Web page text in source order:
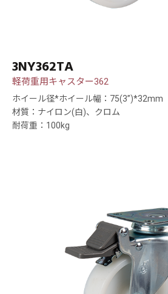
3NY362TA
軽荷重用キャスター362
ホイール径*ホイール幅：75(3”)*32mm
材質：ナイロン(白)、クロム
耐荷重：100kg